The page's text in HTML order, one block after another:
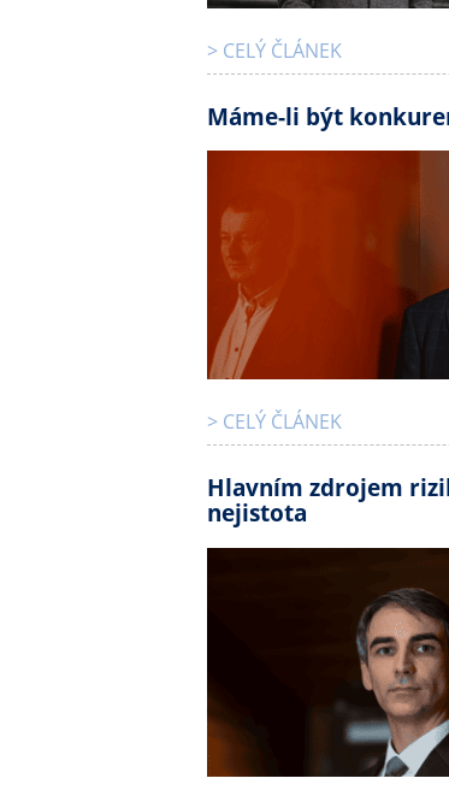
> CELÝ ČLÁNEK
Máme-li být
> CELÝ ČLÁNEK
Hlavním zdrojem
nejistota